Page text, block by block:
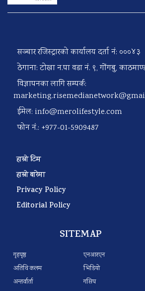
सञ्चार रजिस्ट्रारको कार्यालय दर्ता नं: ०००४३
ठेगाना: टोखा न.पा वडा नं. ९, गोंगबु,
विज्ञापनका लागि सम्पर्क:
ईमेल: info@merolifestyle.com
फोन नं.: +977-01-5909487
हाम्रो टिम
हाम्रो बारेमा
Privacy Policy
Editorial Policy
SITEMAP
गृहपृष्ठ
अतिथि कलम
अन्तर्वार्ता
एनआरएन
भिडियो
गसिप